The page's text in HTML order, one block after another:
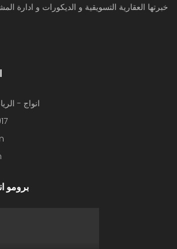
خبرتها العقارية التسويقية و الديكورات و ادارة
420 انواج -
برومو